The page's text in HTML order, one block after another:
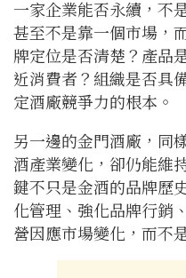
一家企業能否永續，不
甚至不是靠一個市場，
牌定位是否清楚？產品
近消費者？組織是否具
定酒廠競爭力的根本。
另一邊的金門酒廠，同
酒產業變化，卻仍能維
鍵不只是金酒的品牌歷
化管理、強化品牌行銷
營因應市場變化，而不